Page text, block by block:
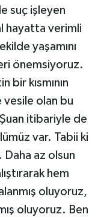
suç işleyen
hayatta verimli
yaşamını
önemsiyoruz.
bir kısmının
vesile olan bu
itibariyle de
var. Tabii ki
Daha az olsun
hem
oluyoruz,
oluyoruz. Ben